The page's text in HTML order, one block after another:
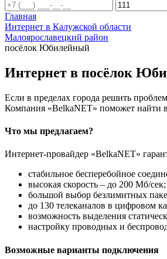
Главная
Интернет в Калужской области
Малоярославецкий район
посёлок Юбилейный
Интернет в посёлок
Если в пределах города решить
Компания «BelkaNET» поможет найти
Что мы предлагаем?
Интернет-провайдер «BelkaNET»
стабильное бесперебойное
высокая скорость – до 200 Мб/сек;
большой выбор безлимитных
до 130 телеканалов в цифровом
возможность выделения
настройку проводных и
Возможные варианты подключения